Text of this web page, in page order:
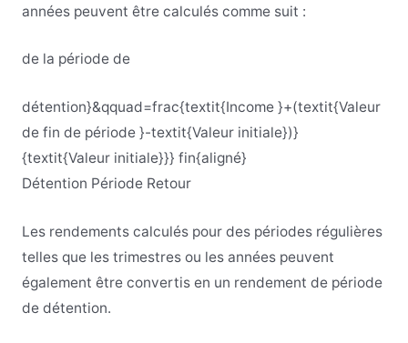
années peuvent être calculés comme suit :
de la période de
détention}&qquad=frac{textit{Income }+(textit{Valeur
de fin de période }-textit{Valeur initiale})}
{textit{Valeur initiale}}} fin{aligné}
Détention Période Retour
Les rendements calculés pour des périodes régulières
telles que les trimestres ou les années peuvent
également être convertis en un rendement de période
de détention.